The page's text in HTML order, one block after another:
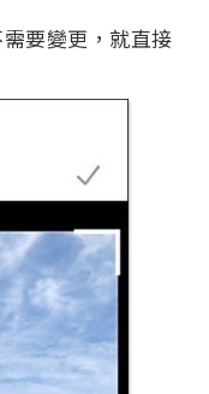
要變更，就直接